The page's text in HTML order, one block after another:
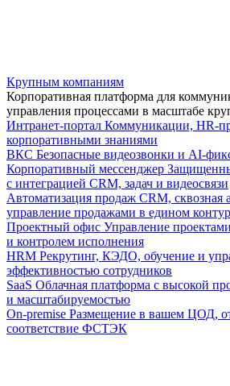
Крупным компаниям
Корпоративная платформа для
управления процессами в масштабе
Интранет-портал Коммуникации, HR-
корпоративными знаниями
ВКС Безопасные видеозвонки и AI-
Корпоративный мессенджер
с интеграцией CRM, задач и видеосвязи
Автоматизация продаж CRM, сквозная
управление продажами в едином
Проектный офис Управление
и контролем исполнения
HRM Рекрутинг, КЭДО, обучение и
эффективностью сотрудников
SaaS Облачная платформа с высокой
и масштабируемостью
On-premise Размещение в вашем ЦОД,
соответствие ФСТЭК